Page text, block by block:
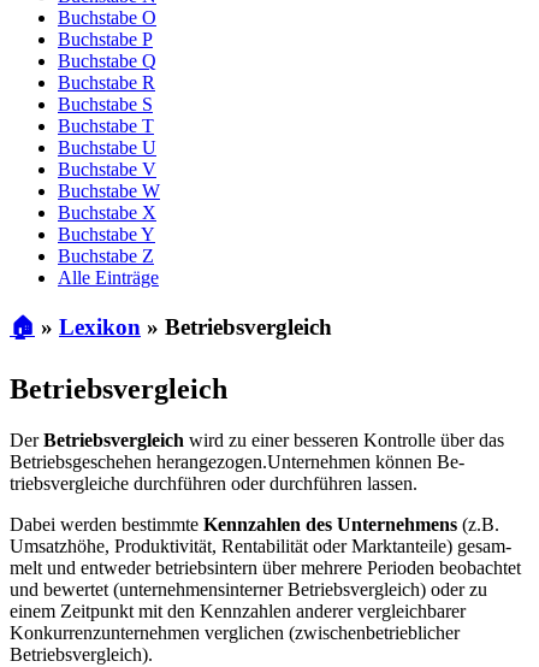
Buchstabe O
Buchstabe P
Buchstabe Q
Buchstabe R
Buchstabe S
Buchstabe T
Buchstabe U
Buchstabe V
Buchstabe W
Buchstabe X
Buchstabe Y
Buchstabe Z
Alle Einträge
🏠 » Lexikon » Betriebsvergleich
Betriebsvergleich
DerBetriebsvergleich wird zu einer besseren Kontrolle über das
Betriebsgeschehen herangezogen.Unternehmen können Be­
triebsvergleiche durchführen oder durchführen lassen.
Dabei werden be­stimmte Kennzahlen des Unterneh­mens (z.B.
Umsatzhöhe, Produktivität, Rentabilität oder Marktanteile) gesam­
melt und entweder betriebsintern über mehrere Perioden beobachtet
und bewertet (unternehmensinterner Be­triebsvergleich) oder zu
einem Zeit­punkt mit den Kennzahlen anderer vergleichbarer
Konkurrenzunterneh­men verglichen (zwischenbetrieb­licher
Betriebsvergleich).